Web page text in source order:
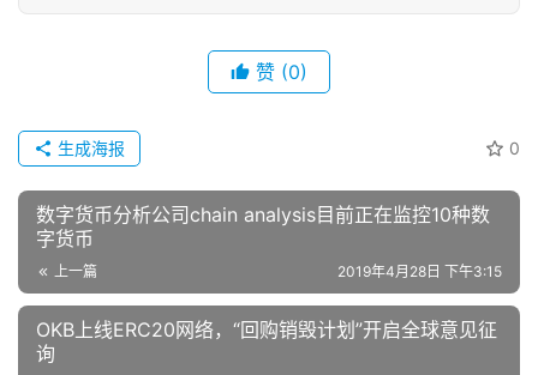
赞 (0)
0
生成海报
数字货币分析公司chain analysis目前正在监控10种数
字货币
上一篇 2019年4月28日 下午3:15
OKB上线ERC20网络，“回购销毁计划”开启全球意见征
询